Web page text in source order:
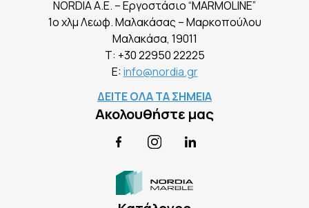
NORDIA A.E. – Εργοστάσιο “MARMOLINE”
1ο χλμ Λεωφ. Μαλακάσας – Μαρκοπούλου
Mαλακάσα, 19011
Τ: +30 22950 22225
E:info@nordia.gr
ΔΕΙΤΕ ΟΛΑ ΤΑ ΣΗΜΕΙΑ
Ακολουθήστε μας
FacebookInstagramLinkedIn